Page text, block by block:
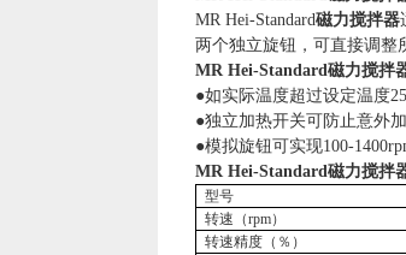
MR Hei-Standard磁力搅拌器
两个独立旋钮，可直接调整
MR Hei-Standard磁力搅拌
●如实际温度超过设定温度25
●独立加热开关可防止意外
●模拟旋钮可实现100-
MR Hei-Standard磁力搅拌
型号
转速（rpm）
转速精度（％）